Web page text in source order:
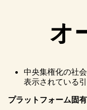
オ
中央集権化の社
表示されている
プラットフォーム固有